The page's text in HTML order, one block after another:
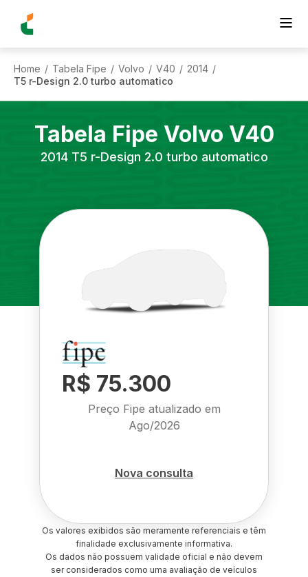
Home / Tabela Fipe / Volvo / V40 / 2014 /
T5 r-Design 2.0 turbo automatico
Tabela Fipe Volvo V40
2014 T5 r-Design 2.0 turbo automatico
R$ 75.300
Preço Fipe atualizado em
Ago/2026
Nova consulta
Os valores exibidos são meramente referenciais e têm
finalidade exclusivamente informativa.
Os dados não possuem validade oficial e não devem
ser considerados como uma avaliação de veículos